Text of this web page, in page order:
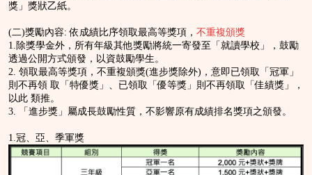
獎」獎狀乙紙。
(二)獎勵內容: 依成績比序領取最高等獎項， 不重複頒獎
1.除獎學金外，所有年級其他獎勵將統一寄發至「就讀學校」，鼓勵
透過公開方式頒發，以資鼓勵學生。
2. 領取最高等獎項，不重複頒獎(進步獎除外)，意即已領取「冠軍」
則不再領 取「特優獎」、已領取「優等獎」則不再領取「佳績獎」，
以此 類推。
3. 「進步獎」屬成長鼓勵性質，不影響原有成績排名獎項之頒發。
1.冠、亞、季軍獎